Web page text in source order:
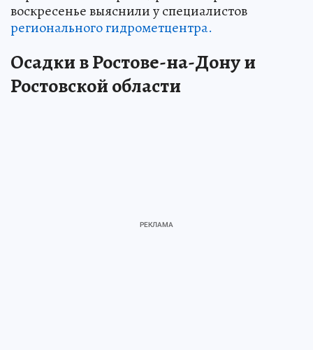
воскресенье выяснили у специалистов
регионального гидрометцентра.
Осадки в Ростове-на-Дону и
Ростовской области